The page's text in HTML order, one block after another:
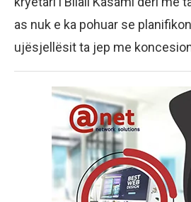
as nuk e ka pohuar se
ujësjellësit ta jep me